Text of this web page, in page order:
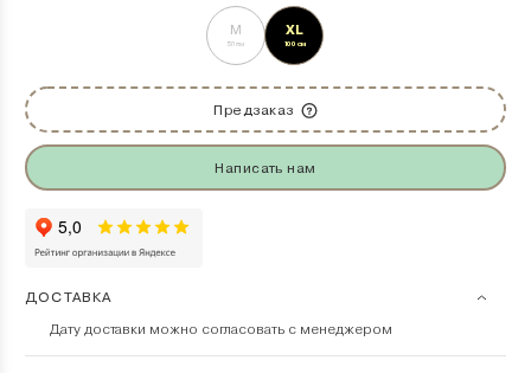
M
50 см
XL
100 см
Предзаказ
Написать нам
ДОСТАВКА
Дату доставки можно согласовать с менеджером